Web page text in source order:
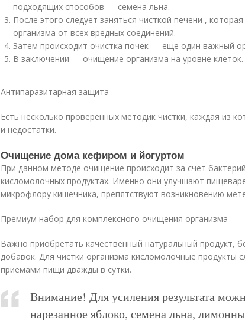
подходящих способов — семена льна.
После этого следует заняться чисткой печени ,
организма от всех вредных соединений.
Затем происходит очистка почек — еще один важный
В заключении — очищение организма на уровне клеток.
Антипаразитарная защита
Есть несколько проверенных методик чистки, каждая из
и недостатки.
Очищение дома кефиром и йогуртом
При данном методе очищение происходит за счет
кисломолочных продуктах. Именно они улучшают
микрофлору кишечника, препятствуют возникновению
Премиум набор для комплексного очищения организма
Важно приобретать качественный натуральный продукт,
добавок. Для чистки организма кисломолочные продукты
приемами пищи дважды в сутки.
Внимание! Для усиления результата
нарезанное яблоко, семена льна,